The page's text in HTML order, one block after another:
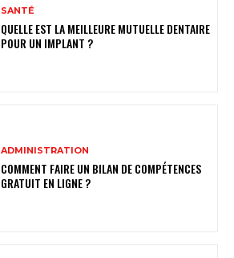
SANTÉ
QUELLE EST LA MEILLEURE MUTUELLE DENTAIRE
POUR UN IMPLANT ?
ADMINISTRATION
COMMENT FAIRE UN BILAN DE COMPÉTENCES
GRATUIT EN LIGNE ?